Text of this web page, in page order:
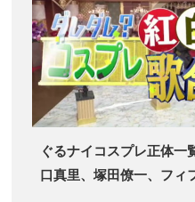
ぐるナイコスプレ正体一
口真里、塚田僚一、フィ